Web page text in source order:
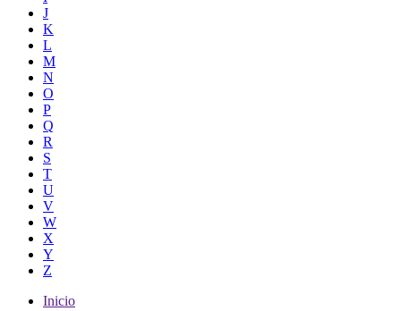
J
K
L
M
N
O
P
Q
R
S
T
U
V
W
X
Y
Z
Inicio